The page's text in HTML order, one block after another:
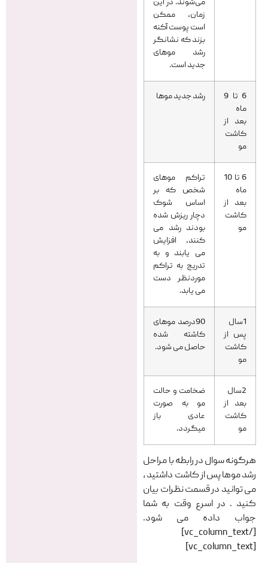
زمان، ممکن
است پوست آکنه
بزند که نشانگر
رشد موهای
جدید است.
6 تا 9
ماه
بعد از
کاشت
مو
رشد جدید موها
6 تا 10
ماه
بعد از
کاشت
مو
تراکم موهای
شخص که بر
اساس شوک
دچار ریزش شده
بودند رشد می
کنند، افزایش
می یابند و به
تدریج به تراکم
موردنظر دست
می یابد.
1سال
پس از
کاشت
مو
90درصد موهای
کاشته شده
حاصل می شود.
2سال
بعد از
کاشت
مو
ضخامت و حالت
مو به صورت
عادی باز
میگردد.
هرگونه سوال در رابطه با مراحل
رشد موها پس از کاشت داشتید ،
می توانید در قسمت نظرات بیان
کنید . در اسرع وقت به شما
جواب داده می شود.
[/vc_column_text]
[vc_column_text]